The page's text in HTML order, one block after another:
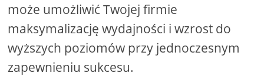
może umożliwić Twojej firmie
maksymalizację wydajności i wzrost do
wyższych poziomów przy jednoczesnym
zapewnieniu sukcesu.